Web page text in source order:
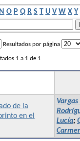
N O P Q R S T U V W X Y
Resultados por página
1 a 1 de 1
de la
en el
Lucía;